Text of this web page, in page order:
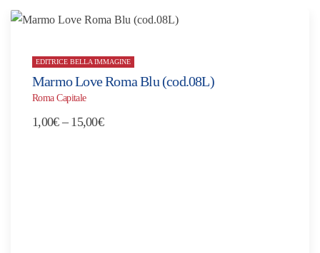
EDITRICE BELLA IMMAGINE
Marmo Love Roma Blu (cod.08L)
Roma Capitale
1,00€ – 15,00€Fascia